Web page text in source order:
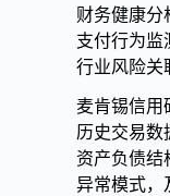
财务健康分
支付行为监
行业风险关
麦肯锡信用
历史交易数
资产负债结
异常模式，